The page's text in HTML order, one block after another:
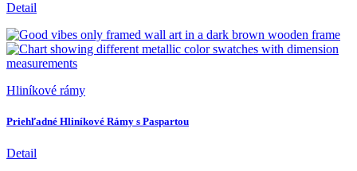
Detail
Hliníkové rámy
Priehľadné Hliníkové Rámy s Paspartou
Detail